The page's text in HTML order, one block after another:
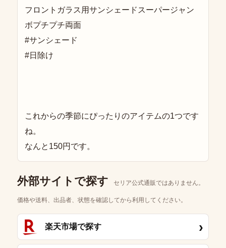
フロントガラス用サンシェードスーパージャン
ボプチプチ両面
#サンシェード
#日除け
これからの季節にぴったりのアイテムの1つです
ね。
なんと150円です。
外部サイトで探す セリア公式通販ではありません。
価格や送料、出品者、状態を確認してから利用してください。
楽天市場で探す ›